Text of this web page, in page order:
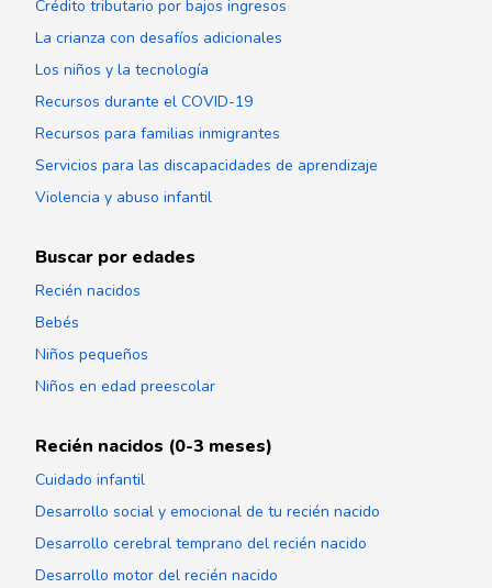
Crédito tributario por bajos ingresos
La crianza con desafíos adicionales
Los niños y la tecnología
Recursos durante el COVID-19
Recursos para familias inmigrantes
Servicios para las discapacidades de aprendizaje
Violencia y abuso infantil
Buscar por edades
Recién nacidos
Bebés
Niños pequeños
Niños en edad preescolar
Recién nacidos (0-3 meses)
Cuidado infantil
Desarrollo social y emocional de tu recién nacido
Desarrollo cerebral temprano del recién nacido
Desarrollo motor del recién nacido